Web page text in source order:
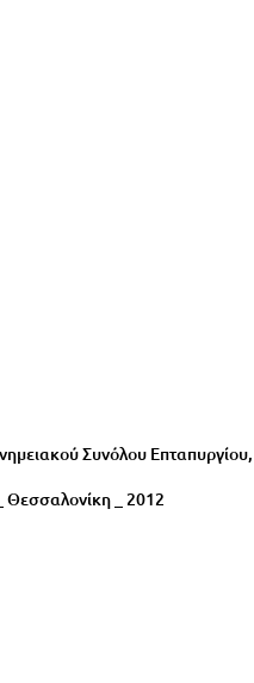
Συνόλου
Θεσσαλονίκη _ 2012